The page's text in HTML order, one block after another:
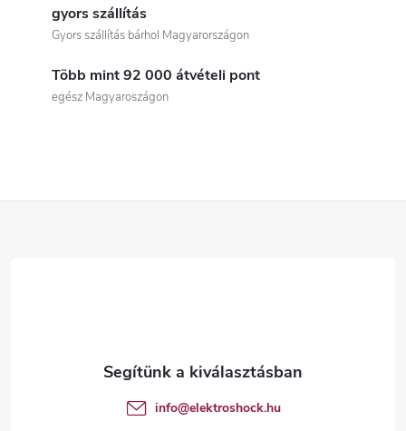
gyors szállítás
Gyors szállítás bárhol Magyarországon
Több mint 92 000 átvételi pont
egész Magyaroszágon
info@elektroshock.hu